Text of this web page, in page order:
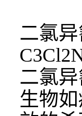
二氯
二氯
生物